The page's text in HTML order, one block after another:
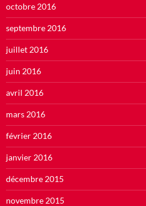
octobre 2016
septembre 2016
juillet 2016
juin 2016
avril 2016
mars 2016
février 2016
janvier 2016
décembre 2015
novembre 2015